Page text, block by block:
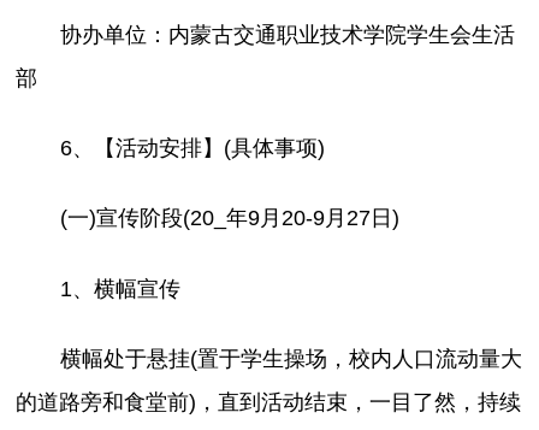
协办单位：内蒙古交通职业技术学院学生会生活
部
6、【活动安排】(具体事项)
(一)宣传阶段(20_ 年9月20-9月27日)
1、横幅宣传
横幅处于悬挂(置于学生操场，校内人口流动量大
的道路旁和食堂前)，直到活动结束，一目了然，持续